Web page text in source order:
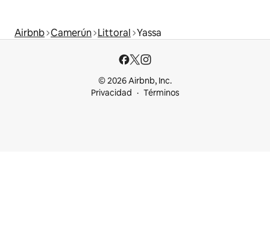
Airbnb Camerún Littoral Yassa
© 2026 Airbnb, Inc.
Privacidad
Términos